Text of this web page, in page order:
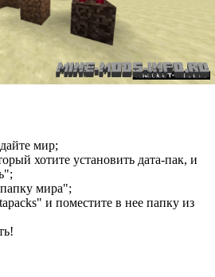
мир;
хотите установить дата-пак, и
мира";
и поместите в нее папку из